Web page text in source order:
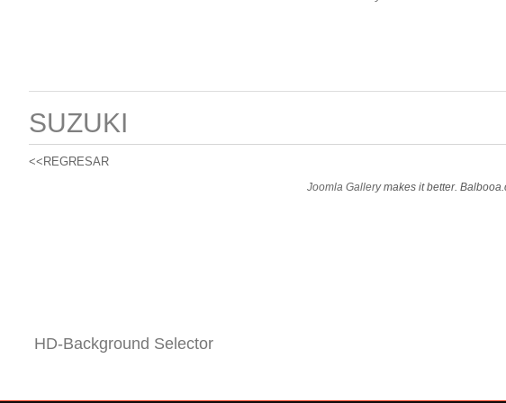
SUZUKI
<<REGRESAR
Joomla Gallerymakes it better.
HD-Background Selector